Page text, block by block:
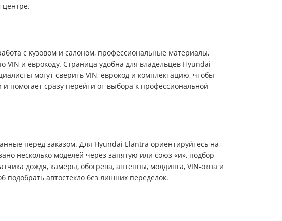
с кузовом и салоном, профессиональные материалы,
и еврокоду. Страница удобна для владельцев Hyundai
могут сверить VIN, еврокод и комплектацию, чтобы
помогает сразу перейти от выбора к профессиональной
перед заказом. Для Hyundai Elantra ориентируйтесь на
несколько моделей через запятую или союз «и», подбор
дождя, камеры, обогрева, антенны, молдинга, VIN-окна и
автостекло без лишних переделок.